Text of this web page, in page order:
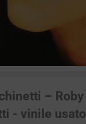
– Roby
- vinile usato